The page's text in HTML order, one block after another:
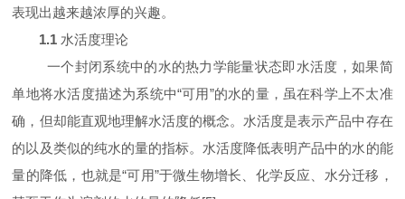
表现出越来越浓厚的兴趣。
1.1 水活度理论
一个封闭系统中的水的热力学能量状态即水活度，如果简
单地将水活度描述为系统中“可用”的水的量，虽在科学上不太准
确，但却能直观地理解水活度的概念。水活度是表示产品中存在
的以及类似的纯水的量的指标。水活度降低表明产品中的水的能
量的降低，也就是“可用”于微生物增长、化学反应、水分迁移，